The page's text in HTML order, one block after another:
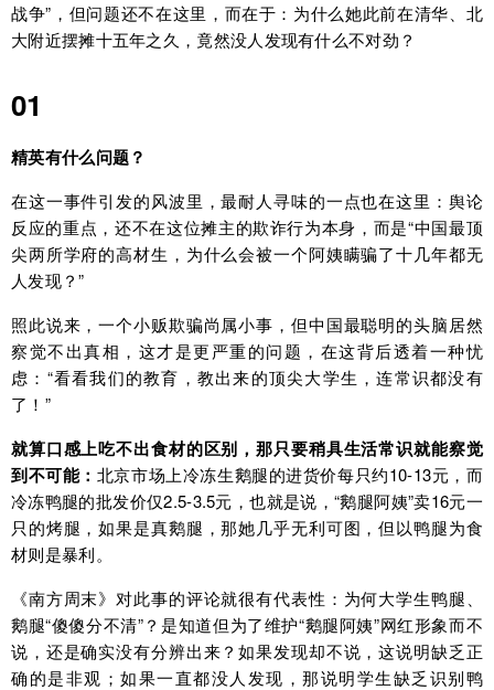
战争”，但问题还不在这里，而在于：为什么她此前在清华、北
大附近摆摊十五年之久，竟然没人发现有什么不对劲？
01
精英有什么问题？
在这一事件引发的风波里，最耐人寻味的一点也在这里：舆论
反应的重点，还不在这位摊主的欺诈行为本身，而是“中国最顶
尖两所学府的高材生，为什么会被一个阿姨瞒骗了十几年都无
人发现？”
照此说来，一个小贩欺骗尚属小事，但中国最聪明的头脑居然
察觉不出真相，这才是更严重的问题，在这背后透着一种忧
虑：“看看我们的教育，教出来的顶尖大学生，连常识都没有
了！”
就算口感上吃不出食材的区别，那只要稍具生活常识就能察觉
到不可能： 北京市场上冷冻生鹅腿的进货价每只约10-13元，而
冷冻鸭腿的批发价仅2.5-3.5元，也就是说，“鹅腿阿姨”卖16元一
只的烤腿，如果是真鹅腿，那她几乎无利可图，但以鸭腿为食
材则是暴利。
《南方周末》对此事的评论就很有代表性： 为何大学生鸭腿、
鹅腿“傻傻分不清”？是知道但为了维护“鹅腿阿姨”网红形象而不
说，还是确实没有分辨出来？如果发现却不说，这说明缺乏正
确的是非观；如果一直都没人发现，那说明学生缺乏识别鸭